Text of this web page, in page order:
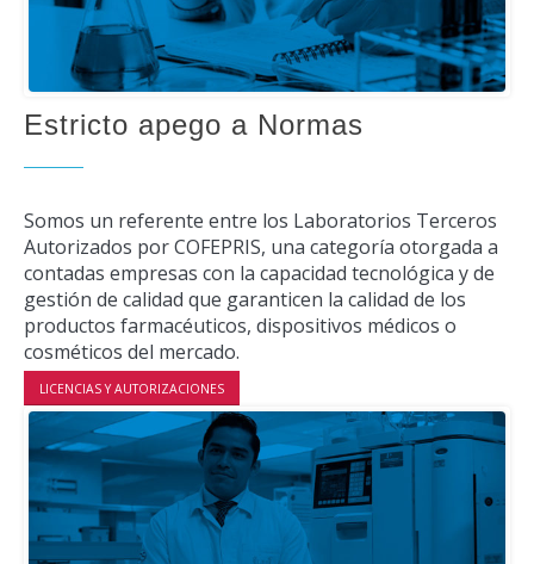
Estricto apego a Normas
Somos un referente entre los Laboratorios Terceros
Autorizados por COFEPRIS, una categoría otorgada a
contadas empresas con la capacidad tecnológica y de
gestión de calidad que garanticen la calidad de los
productos farmacéuticos, dispositivos médicos o
cosméticos del mercado.
LICENCIAS Y AUTORIZACIONES